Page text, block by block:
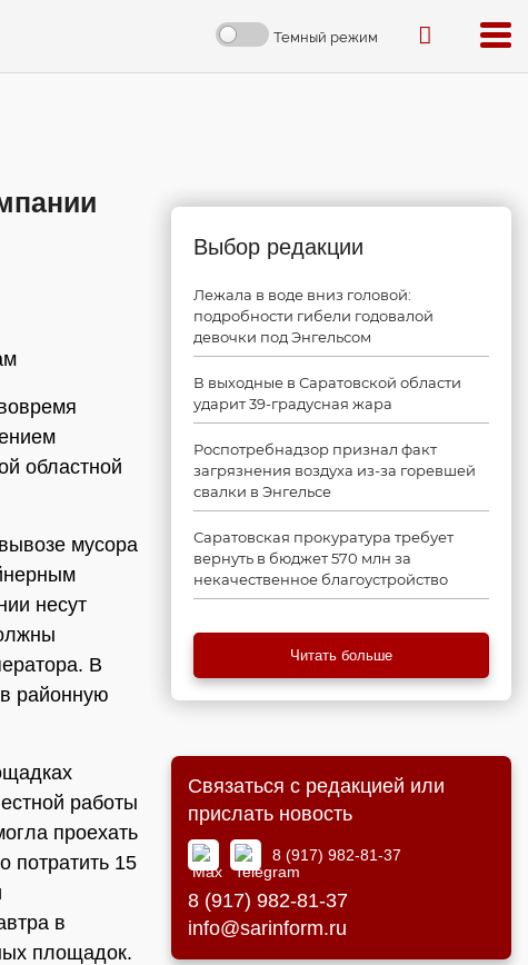
Темный режим
областной
мусора
несут
В
районную
работы
проехать
потратить 15
в
площадок.
Выбор редакции
Лежала в воде вниз головой:
подробности гибели годовалой
девочки под Энгельсом
В выходные в Саратовской области
ударит 39-градусная жара
Роспотребнадзор признал факт
загрязнения воздуха из-за горевшей
свалки в Энгельсе
Саратовская прокуратура требует
вернуть в бюджет 570 млн за
некачественное благоустройство
Читать больше
Связаться с редакцией или
прислать новость
8 (917) 982-81-37
8 (917) 982-81-37
info@sarinform.ru